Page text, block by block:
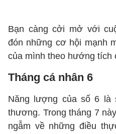
Bạn càng cởi mở với
đón những cơ hội mạnh
của mình theo hướng tích
Tháng cá nhân 6
Năng lượng của số 6
thương. Trong tháng 7
ngẫm về những điều